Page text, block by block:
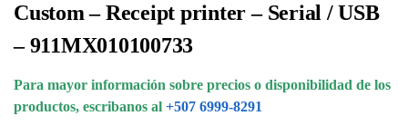
Custom – Receipt printer – Serial / USB
– 911MX010100733
Para mayor información sobre precios o disponibilidad de los
productos, escribanos al +507 6999-8291